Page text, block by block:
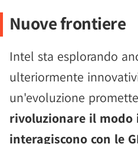
Nuove frontiere
Intel sta esplorando
ulteriormente
un'evoluzione
rivoluzionare il modo
interagiscono con le